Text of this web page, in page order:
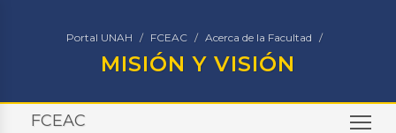
Portal UNAH FCEAC Acerca de la Facultad
MISIÓN Y VISIÓN
FCEAC